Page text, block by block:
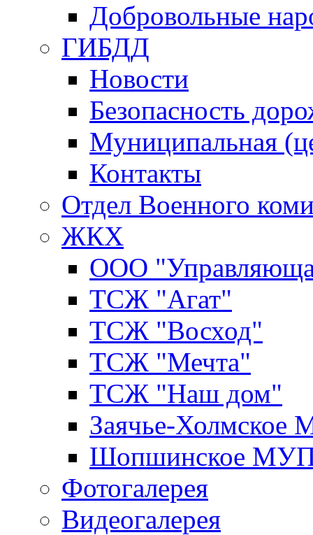
Добровольные
ГИБДД
Новости
Безопасность
Муниципальная
Контакты
Отдел Военного
ЖКХ
ООО
ТСЖ "Агат"
ТСЖ "Восход"
ТСЖ "Мечта"
ТСЖ "Наш дом"
Заячье-
Шопшинское
Фотогалерея
Видеогалерея